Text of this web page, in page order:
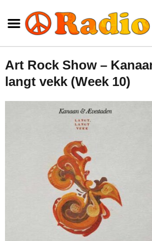
Art Rock Show –
langt vekk (Week 10)